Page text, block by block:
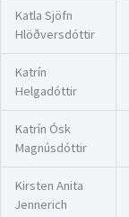
Katla Sjöfn
Hlöðversdóttir
Katrín
Helgadóttir
Katrín Ósk
Magnúsdóttir
Kirsten Anita
Jennerich